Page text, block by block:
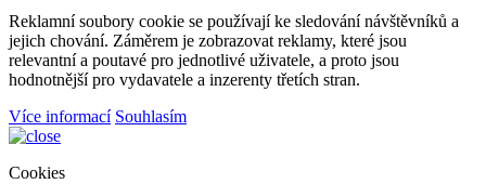
Reklamní soubory cookie se používají ke sledování návštěvníků a
jejich chování. Záměrem je zobrazovat reklamy, které jsou
relevantní a poutavé pro jednotlivé uživatele, a proto jsou
hodnotnější pro vydavatele a inzerenty třetích stran.
Více informací Souhlasím
Cookies